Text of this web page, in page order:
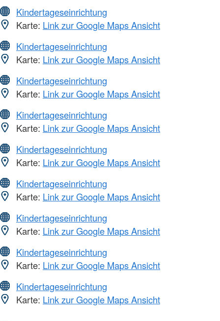
Kindertageseinrichtung
Karte: Link zur Google Maps Ansicht
Kindertageseinrichtung
Karte: Link zur Google Maps Ansicht
Kindertageseinrichtung
Karte: Link zur Google Maps Ansicht
Kindertageseinrichtung
Karte: Link zur Google Maps Ansicht
Kindertageseinrichtung
Karte: Link zur Google Maps Ansicht
Kindertageseinrichtung
Karte: Link zur Google Maps Ansicht
Kindertageseinrichtung
Karte: Link zur Google Maps Ansicht
Kindertageseinrichtung
Karte: Link zur Google Maps Ansicht
Kindertageseinrichtung
Karte: Link zur Google Maps Ansicht